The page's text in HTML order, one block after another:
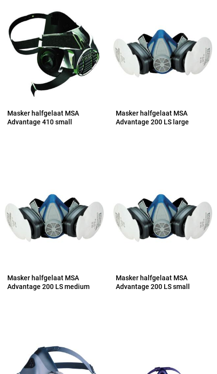
Masker halfgelaat MSA
Advantage 410 small
Masker halfgelaat MSA
Advantage 200 LS large
Masker halfgelaat MSA
Advantage 200 LS medium
Masker halfgelaat MSA
Advantage 200 LS small